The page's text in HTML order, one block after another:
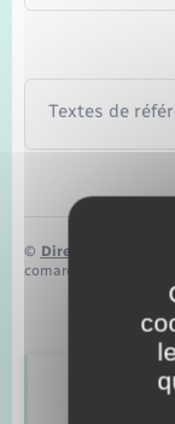
Textes de
© Direction de
comarquage